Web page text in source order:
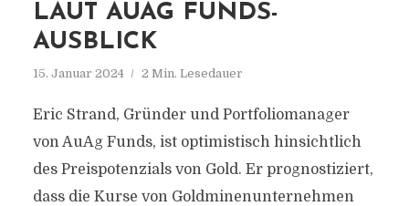
LAUT AUAG FUNDS-
AUSBLICK
15. Januar 2024 2 Min. Lesedauer
Eric Strand, Gründer und Portfoliomanager
von AuAg Funds, ist optimistisch hinsichtlich
des Preispotenzials von Gold. Er prognostiziert,
dass die Kurse von Goldminenunternehmen